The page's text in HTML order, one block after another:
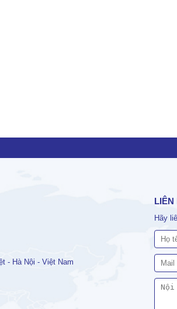
- Hà Nội - Việt Nam
LIÊN
Hãy